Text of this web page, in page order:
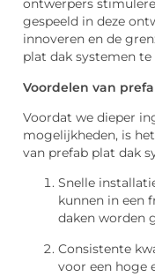
ontwerpers
gespeeld in deze
innoveren en de
plat dak systemen te
Voordelen van
Voordat we dieper
mogelijkheden, is
van prefab plat dak
Snelle
kunnen in een
daken worden
Consistente
voor een hoge